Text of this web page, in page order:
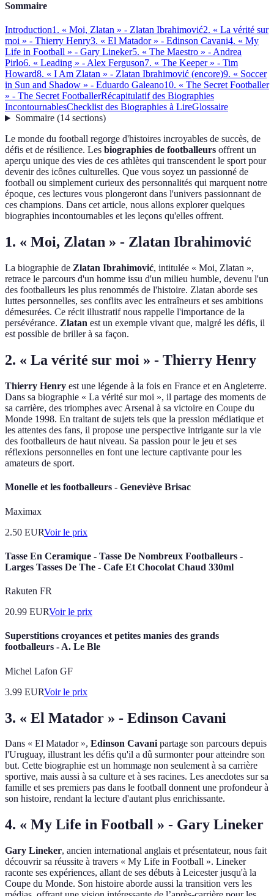
Sommaire
Introduction1. « Moi, Zlatan » - Zlatan Ibrahimović2. « La vérité sur
moi » - Thierry Henry3. « El Matador » - Edinson Cavani4. « My
Life in Football » - Gary Lineker5. « The Maestro » - Andrea
Pirlo6. « Leading » - Alex Ferguson7. « The Keeper » - Tim
Howard8. « I Am Zlatan » - Zlatan Ibrahimović (encore)9. « Soccer
in Sun and Shadow » - Eduardo Galeano10. « The Secret Footballer
» - The Secret FootballerRécapitulatif des Biographies
IncontournablesChecklist des Biographies à LireGlossaire
Sommaire(14 sections)
Le monde du football regorge d'histoires incroyables de succès, de
défis et de résilience. Les biographies de footballeurs offrent un
aperçu unique des vies de ces athlètes qui transcendent le sport pour
devenir des icônes culturelles. Que vous soyez un passionné de
football ou simplement curieux des personnalités qui marquent notre
époque, ces lectures vous plongeront dans l'univers passionnant de
ces champions. Dans cet article, nous allons explorer quelques
biographies incontournables et les leçons qu'elles offrent.
1. « Moi, Zlatan » - Zlatan Ibrahimović
La biographie de Zlatan Ibrahimović, intitulée « Moi, Zlatan »,
retrace le parcours d'un homme issu d'un milieu humble, devenu l'un
des footballeurs les plus renommés de l'histoire. Zlatan aborde ses
luttes personnelles, ses conflits avec les entraîneurs et ses ambitions
démesurées. Ce récit illustratif nous rappelle l'importance de la
persévérance. Zlatan est un exemple vivant que, malgré les défis, il
est possible de briller à sa façon.
2. « La vérité sur moi » - Thierry Henry
Thierry Henry est une légende à la fois en France et en Angleterre.
Dans sa biographie « La vérité sur moi », il partage des moments de
sa carrière, des triomphes avec Arsenal à sa victoire en Coupe du
Monde 1998. En traitant de sujets tels que la pression médiatique et
les attentes des fans, il propose une perspective intrigante sur la vie
des footballeurs de haut niveau. Sa passion pour le jeu et ses
réflexions personnelles en font une lecture captivante pour les
amateurs de sport.
Monelle et les footballeurs - Geneviève Brisac
Maximax
2.50 EURVoir le prix
Tasse En Ceramique - Tasse De Nombreux Footballeurs -
Larges Tasses De The - Cafe Et Chocolat Chaud 330ml
Rakuten FR
20.99 EURVoir le prix
Superstitions croyances et petites manies des grands
footballeurs - A. Le Ble
Michel Lafon GF
3.99 EURVoir le prix
3. « El Matador » - Edinson Cavani
Dans « El Matador », Edinson Cavanipartage son parcours depuis
l'Uruguay, illustrant les défis qu'il a dû surmonter pour atteindre son
but. Cette biographie est un hommage non seulement à sa carrière
sportive, mais aussi à sa culture et à ses racines. Les anecdotes sur sa
famille et ses premiers pas dans le football donnent une profondeur à
son histoire, rendant la lecture d'autant plus enrichissante.
4. « My Life in Football » - Gary Lineker
Gary Lineker, ancien international anglais et présentateur, nous fait
découvrir sa réussite à travers « My Life in Football ». Lineker
raconte ses expériences, allant de ses débuts à Leicester jusqu'à la
Coupe du Monde. Son histoire aborde aussi la transition vers les